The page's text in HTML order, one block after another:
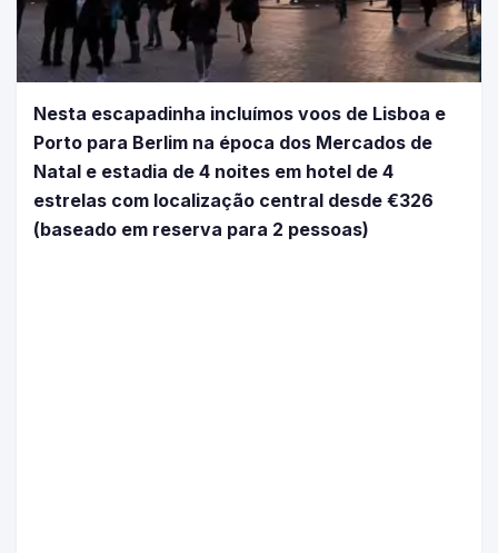
Nesta escapadinha incluímos voos de Lisboa e
Porto para Berlim na época dos Mercados de
Natal e estadia de 4 noites em hotel de 4
estrelas com localização central desde €326
(baseado em reserva para 2 pessoas)